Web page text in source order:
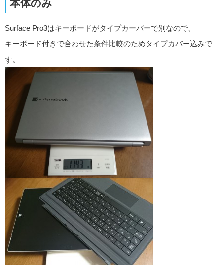
本体のみ
Surface Pro3はキーボードがタイプカーバーで別なので、
キーボード付きで合わせた条件比較のためタイプカバー込みで
す。